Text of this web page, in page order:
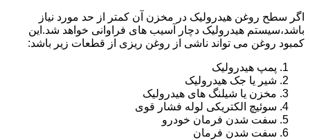
اگر سطح روغن هیدرولیک در مخزن آن کمتر از حد مورد نیاز
باشد،سیستم هیدرولیک دچار آسیب های فراوانی خواهد شد.این
کمبود روغن می تواند ناشی از روغن ریزی از قطعات زیر باشد:
پمپ هیدرولیک
شیر یا جک هیدرولیک
مخزن یا شیلنگ های هیدرولیک
سوئیچ الکتریکی لوله فشار قوی
سفت شدن فرمان خودرو
سفت شدن فرمان